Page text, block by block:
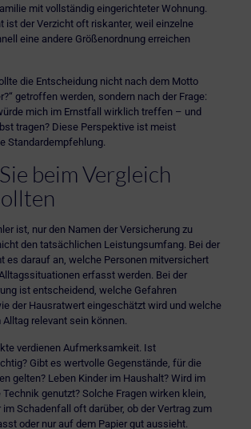
mit vollständig eingerichteter Wohnung.
ist der Verzicht oft riskanter, weil einzelne
eine andere Größenordnung erreichen
die Entscheidung nicht nach dem Motto
getroffen werden, sondern nach der Frage:
mich im Ernstfall wirklich treffen – und
tragen? Diese Perspektive ist meist
Standardempfehlung.
beim Vergleich
ist, nur den Namen der Versicherung zu
den tatsächlichen Leistungsumfang. Bei der
es darauf an, welche Personen mitversichert
erfasst werden. Bei der
ist entscheidend, welche Gefahren
der Hausratwert eingeschätzt wird und welche
Alltag relevant sein können.
verdienen Aufmerksamkeit. Ist
Gibt es wertvolle Gegenstände, für die
gelten? Leben Kinder im Haushalt? Wird im
genutzt? Solche Fragen wirken klein,
Schadenfall oft darüber, ob der Vertrag zum
oder nur auf dem Papier gut aussieht.